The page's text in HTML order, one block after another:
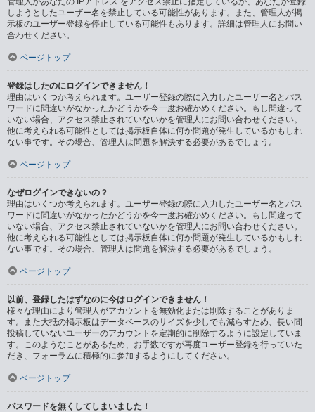
しようとしたユーザー名を禁止している可能性があります。また、管理人が掲
示板のユーザー登録を停止している可能性もあります。詳細は管理人にお問い
合わせください。
ページトップ
登録はしたのにログインできません！
理由はいくつか考えられます。ユーザー登録の際に入力したユーザー名とパス
ワードに間違いがなかったかどうかを今一度お確かめください。もし間違って
いない場合、アクセス禁止されていないかを管理人にお問い合わせください。
他に考えられる可能性としては掲示板自体に何か問題が発生しているかもしれ
ない事です。その場合、管理人は問題を解決する必要があるでしょう。
ページトップ
なぜログインできないの？
理由はいくつか考えられます。ユーザー登録の際に入力したユーザー名とパス
ワードに間違いがなかったかどうかを今一度お確かめください。もし間違って
いない場合、アクセス禁止されていないかを管理人にお問い合わせください。
他に考えられる可能性としては掲示板自体に何か問題が発生しているかもしれ
ない事です。その場合、管理人は問題を解決する必要があるでしょう。
ページトップ
以前、登録したはずなのに今はログインできません！
様々な理由により管理人がアカウントを無効化または削除することがありま
す。また大抵の掲示板はデータベースのサイズを少しでも減らすため、長い間
投稿していないユーザーのアカウントを定期的に削除するように設定していま
す。このようなことがあるため、お手数ですが再度ユーザー登録を行っていた
だき、フォーラムに積極的に参加するようにしてください。
ページトップ
パスワードを無くしてしまいました！